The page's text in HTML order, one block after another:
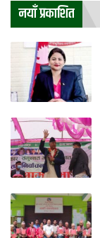
नयाँ प्रकाशित